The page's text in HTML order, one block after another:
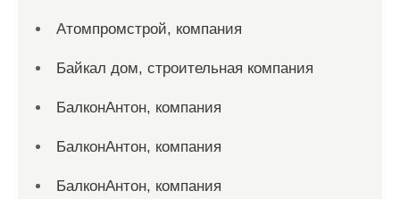
Атомпромстрой, компания
Байкал дом, строительная компания
БалконАнтон, компания
БалконАнтон, компания
БалконАнтон, компания